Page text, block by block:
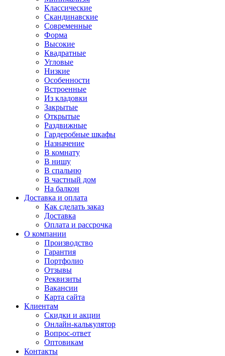
Классические
Скандинавские
Современные
Форма
Высокие
Квадратные
Угловые
Низкие
Особенности
Встроенные
Из кладовки
Закрытые
Открытые
Раздвижные
Гардеробные шкафы
Назначение
В комнату
В нишу
В спальню
В частный дом
На балкон
Доставка и оплата
Как сделать заказ
Доставка
Оплата и рассрочка
О компании
Производство
Гарантия
Портфолио
Отзывы
Реквизиты
Вакансии
Карта сайта
Клиентам
Скидки и акции
Онлайн-калькулятор
Вопрос-ответ
Оптовикам
Контакты